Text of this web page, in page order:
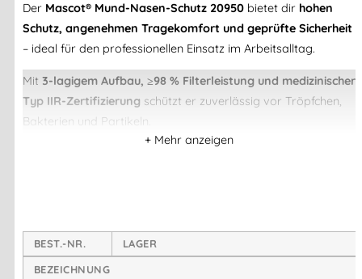
Der Mascot® Mund-Nasen-Schutz 20950 bietet dir hohen
Schutz, angenehmen Tragekomfort und geprüfte Sicherheit
– ideal für den professionellen Einsatz im Arbeitsalltag.
Mit 3-lagigem Aufbau, ≥98 % Filterleistung und medizinischer
Typ IIR-Zertifizierung schützt er zuverlässig vor Tröpfchen,
Bakterien und Partikeln.
3-lagige Konstruktion
≥ 98 % Filtration
BEST.-NR.
LAGER
BEZEICHNUNG